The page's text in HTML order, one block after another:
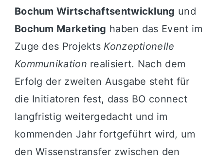
Bochum Wirtschaftsentwicklung und
Bochum Marketing haben das Event im
Zuge des Projekts Konzeptionelle
Kommunikation realisiert. Nach dem
Erfolg der zweiten Ausgabe steht für
die Initiatoren fest, dass BO connect
langfristig weitergedacht und im
kommenden Jahr fortgeführt wird, um
den Wissenstransfer zwischen den